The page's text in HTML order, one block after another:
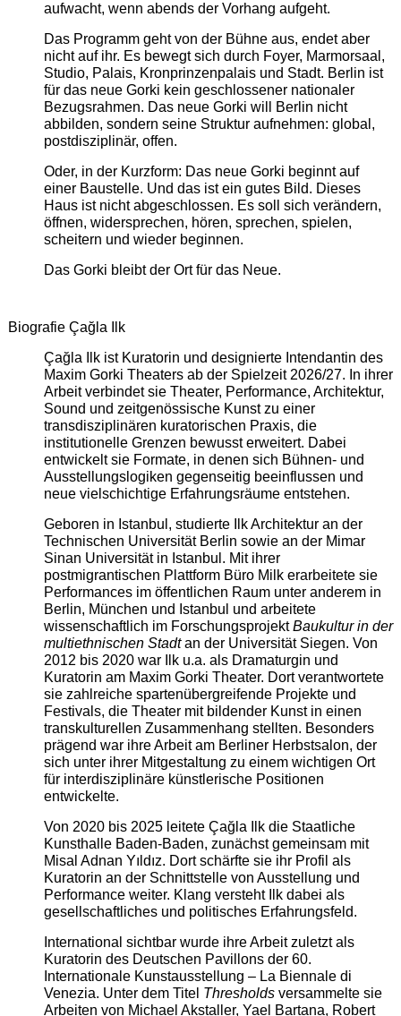
aufwacht, wenn abends der Vorhang aufgeht.
Das Programm geht von der Bühne aus, endet aber
nicht auf ihr. Es bewegt sich durch Foyer, Marmorsaal,
Studio, Palais, Kronprinzenpalais und Stadt. Berlin ist
für das neue Gorki kein geschlossener nationaler
Bezugsrahmen. Das neue Gorki will Berlin nicht
abbilden, sondern seine Struktur aufnehmen: global,
postdisziplinär, offen.
Oder, in der Kurzform: Das neue Gorki beginnt auf
einer Baustelle. Und das ist ein gutes Bild. Dieses
Haus ist nicht abgeschlossen. Es soll sich verändern,
öffnen, widersprechen, hören, sprechen, spielen,
scheitern und wieder beginnen.
Das Gorki bleibt der Ort für das Neue.
Biografie Çağla Ilk
Çağla Ilk ist Kuratorin und designierte Intendantin des
Maxim Gorki Theaters ab der Spielzeit 2026/27. In ihrer
Arbeit verbindet sie Theater, Performance, Architektur,
Sound und zeitgenössische Kunst zu einer
transdisziplinären kuratorischen Praxis, die
institutionelle Grenzen bewusst erweitert. Dabei
entwickelt sie Formate, in denen sich Bühnen- und
Ausstellungslogiken gegenseitig beeinflussen und
neue vielschichtige Erfahrungsräume entstehen.
Geboren in Istanbul, studierte Ilk Architektur an der
Technischen Universität Berlin sowie an der Mimar
Sinan Universität in Istanbul. Mit ihrer
postmigrantischen Plattform Büro Milk erarbeitete sie
Performances im öffentlichen Raum unter anderem in
Berlin, München und Istanbul und arbeitete
wissenschaftlich im ForschungsprojektBaukultur in der
multiethnischen Stadtan der Universität Siegen. Von
2012 bis 2020 war Ilk u.a. als Dramaturgin und
Kuratorin am Maxim Gorki Theater. Dort verantwortete
sie zahlreiche spartenübergreifende Projekte und
Festivals, die Theater mit bildender Kunst in einen
transkulturellen Zusammenhang stellten. Besonders
prägend war ihre Arbeit am Berliner Herbstsalon, der
sich unter ihrer Mitgestaltung zu einem wichtigen Ort
für interdisziplinäre künstlerische Positionen
entwickelte.
Von 2020 bis 2025 leitete Çağla Ilk die Staatliche
Kunsthalle Baden-Baden, zunächst gemeinsam mit
Misal Adnan Yıldız. Dort schärfte sie ihr Profil als
Kuratorin an der Schnittstelle von Ausstellung und
Performance weiter. Klang versteht Ilk dabei als
gesellschaftliches und politisches Erfahrungsfeld.
International sichtbar wurde ihre Arbeit zuletzt als
Kuratorin des Deutschen Pavillons der 60.
Internationale Kunstausstellung – La Biennale di
Venezia. Unter dem Titel Thresholdsversammelte sie
Arbeiten von Michael Akstaller, Yael Bartana, Robert